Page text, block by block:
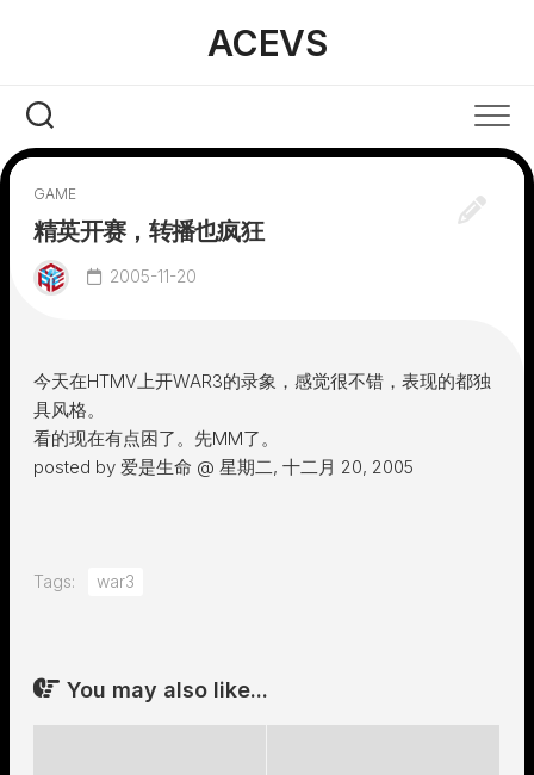
ACEVS
GAME
精英开赛，转播也疯狂
2005-11-20
今天在HTMV上开WAR3的录象，感觉很不错，表现的都独
具风格。
看的现在有点困了。先MM了。
posted by 爱是生命 @ 星期二, 十二月 20, 2005
Tags: war3
You may also like...